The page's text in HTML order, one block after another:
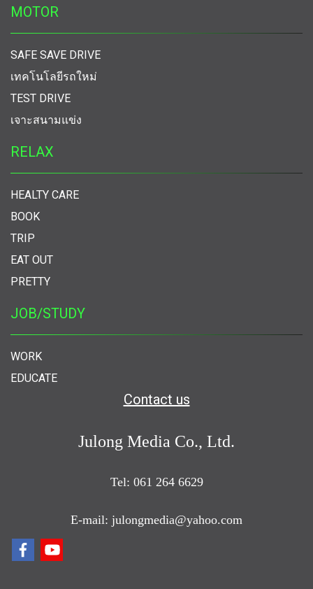
MOTOR
SAFE SAVE DRIVE
เทคโนโลยีรถใหม่
TEST DRIVE
เจาะสนามแข่ง
RELAX
HEALTY CARE
BOOK
TRIP
EAT OUT
PRETTY
JOB/STUDY
WORK
EDUCATE
Contact us
Julong Media Co., Ltd.
Tel: 061 264 6629
E-mail: julongmedia@yahoo.com